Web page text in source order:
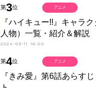
第3位
『ハイキュー!!』キャラ
人物）一覧・紹介＆解説
2024-03-11 16:00
アニメ
第4位
『きみ愛』第6話あらす
アニメ